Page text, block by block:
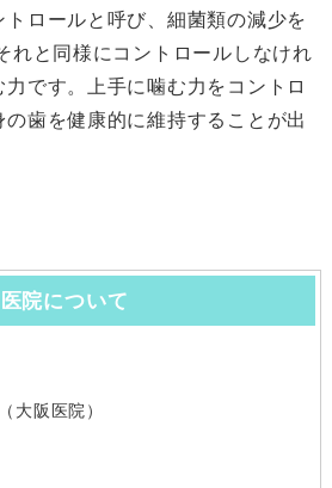
トロールと呼び、細菌類の減少を
れと同様にコントロールしなけれ
です。上手に噛む力をコントロ
歯を健康的に維持することが出
医院について
大阪医院）